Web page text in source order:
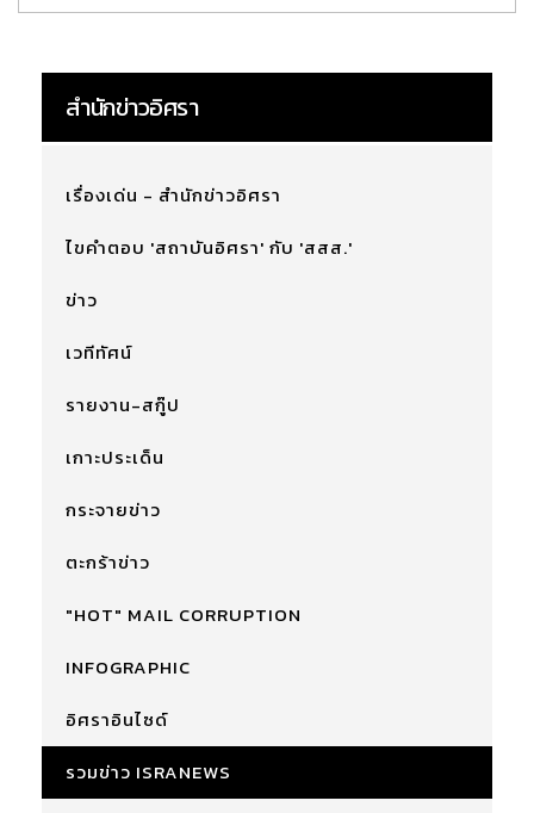
สำนักข่าวอิศรา
เรื่องเด่น - สำนักข่าวอิศรา
ไขคำตอบ 'สถาบันอิศรา' กับ 'สสส.'
ข่าว
เวทีทัศน์
รายงาน-สกู๊ป
เกาะประเด็น
กระจายข่าว
ตะกร้าข่าว
"HOT" MAIL CORRUPTION
INFOGRAPHIC
อิศราอินไซด์
รวมข่าว ISRANEWS